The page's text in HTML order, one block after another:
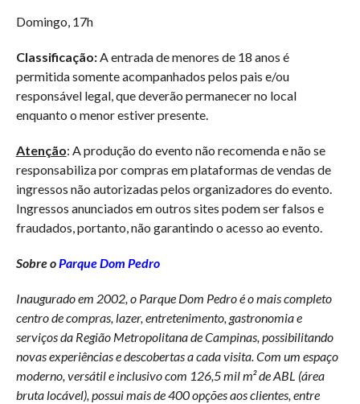
Domingo, 17h
Classificação:A entrada de menores de 18 anos é
permitida somente acompanhados pelos pais e/ou
responsável legal, que deverão permanecer no local
enquanto o menor estiver presente.
Atenção: A produção do evento não recomenda e não se
responsabiliza por compras em plataformas de vendas de
ingressos não autorizadas pelos organizadores do evento.
Ingressos anunciados em outros sites podem ser falsos e
fraudados, portanto, não garantindo o acesso ao evento.
Sobre oParque Dom Pedro
Inaugurado em 2002, o Parque Dom Pedro é o mais completo
centro de compras, lazer, entretenimento, gastronomia e
serviços da Região Metropolitana de Campinas, possibilitando
novas experiências e descobertas a cada visita. Com um espaço
moderno, versátil e inclusivo com 126,5 mil m² de ABL (área
bruta locável), possui mais de 400 opções aos clientes, entre